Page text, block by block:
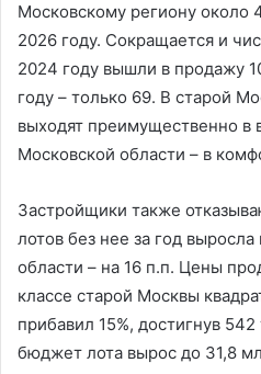
Московскому региону около
2026 году. Сокращается и
2024 году вышли в продажу
году – только 69. В старой
выходят преимущественно в
Московской области – в
Застройщики также
лотов без нее за год
области – на 16 п.п. Цены
классе старой Москвы
прибавил 15%, достигнув
бюджет лота вырос до 31,8